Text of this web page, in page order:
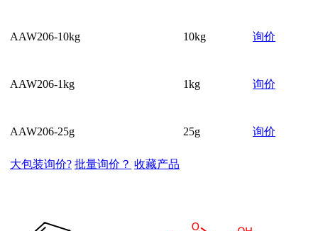
AAW206-10kg 10kg 询价
AAW206-1kg 1kg 询价
AAW206-25g 25g 询价
大包装询价? 批量询价？ 收藏产品